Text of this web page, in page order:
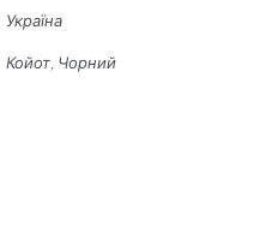
Україна
Койот, Чорний